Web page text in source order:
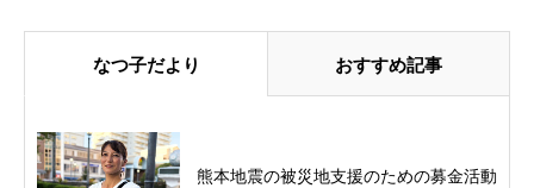
なつ子だより おすすめ記事
熊本地震の被災地支援のための募金活動